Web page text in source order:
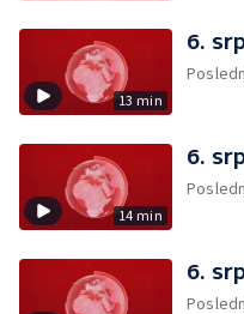
13 min
6.
14 min
6.
6.